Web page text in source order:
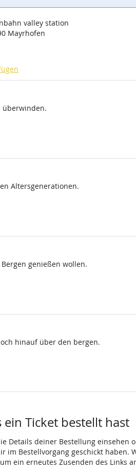
valley station
Mayrhofen
überwinden.
Altersgenerationen.
genießen wollen.
hinauf über den bergen.
Ticket bestellt hast
Details deiner Bestellung einsehen
im Bestellvorgang geschickt haben.
ein erneutes Zusenden des Links